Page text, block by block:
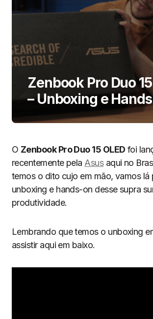
Zenbook Pro Duo
– Unboxing e
O Zenbook Pro Duo 15 OLED foi
recentemente pela Asusaqui no
temos o dito cujo em mão, vamos lá
unboxing e hands-on desse supra
produtividade.
Lembrando que temos o unboxing
assistir aqui em baixo.